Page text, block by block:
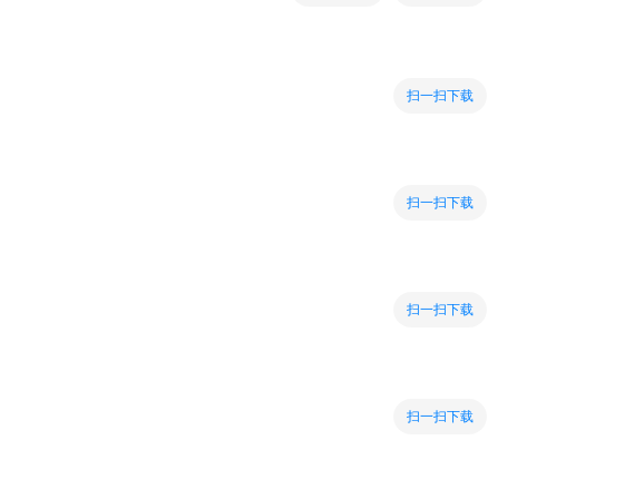
扫一扫下载
扫一扫下载
扫一扫下载
扫一扫下载